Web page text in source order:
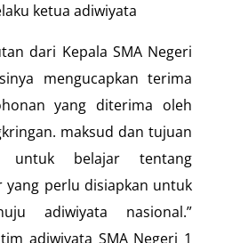
ketua adiwiyata
dari Kepala SMA Negeri
mengucapkan terima
yang diterima oleh
maksud dan tujuan
untuk belajar tentang
yang perlu disiapkan untuk
adiwiyata nasional.”
adiwiyata SMA Negeri 1